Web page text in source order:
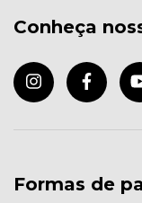
Conheça
Formas de